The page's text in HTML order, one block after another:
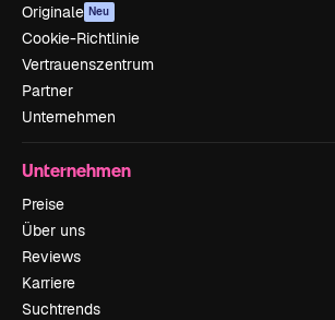
Originale Neu
Cookie-Richtlinie
Vertrauenszentrum
Partner
Unternehmen
Unternehmen
Preise
Über uns
Reviews
Karriere
Suchtrends